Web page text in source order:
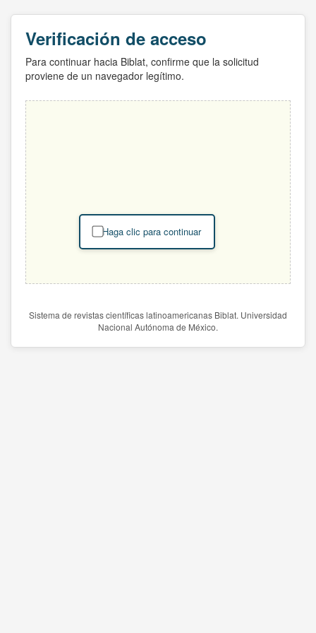
Verificación de acceso
Para continuar hacia Biblat, confirme que la solicitud
proviene de un navegador legítimo.
Haga clic para continuar
Sistema de revistas científicas latinoamericanas Biblat. Universidad
Nacional Autónoma de México.